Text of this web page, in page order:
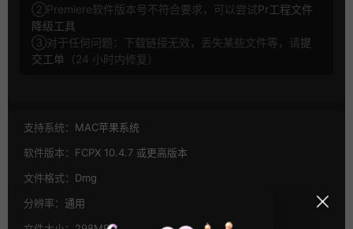
②Premiere软件版本号不符合要求，可以尝试Pr工程文件
降级工具
③对于任何问题：下载链接无效，丢失某些文件等，请提
交工单 （24 小时内修复）
支持系统： MAC苹果系统
软件版本： FCPX 10.4.7 或更高版本
文件格式： Dmg
分辨率： 通用